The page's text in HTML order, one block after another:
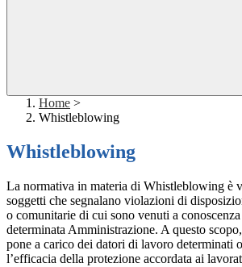
Home >
Whistleblowing
Whistleblowing
La normativa in materia di Whistleblowing è
soggetti che segnalano violazioni di
o comunitarie di cui sono venuti a
determinata Amministrazione. A questo
pone a carico dei datori di lavoro determinati
l’efficacia della protezione accordata ai